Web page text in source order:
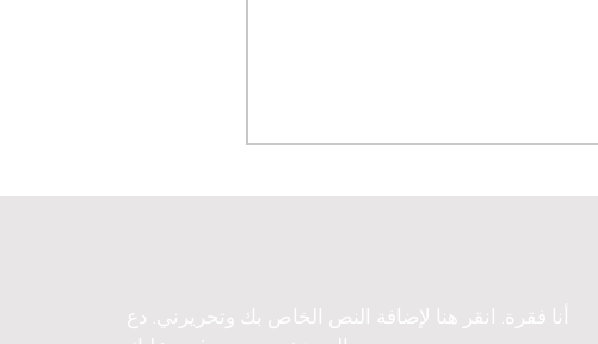
أنا فقرة. انقر هنا لإضافة النص الخاص بك وتحريرني. دع